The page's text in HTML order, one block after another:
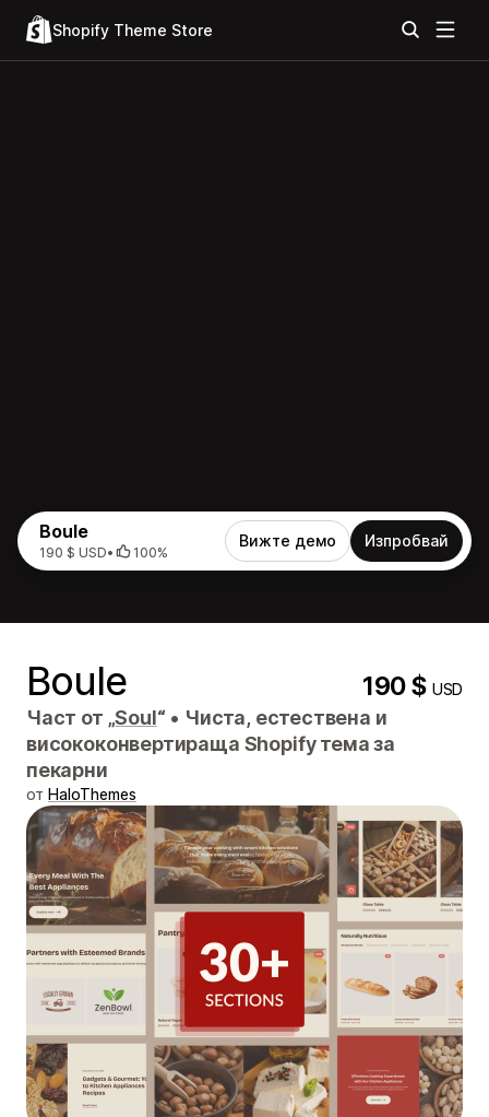
Shopify Theme Store
Boule
190 $ USD• 100%
Вижте демо Изпробвай
Boule 190 $USD
Част от „Soul“ • Чиста, естествена и
висококонвертираща Shopify тема за
пекарни
от HaloThemes